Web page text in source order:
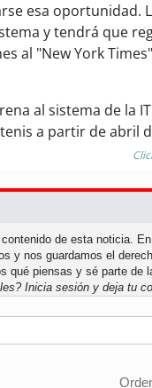
esa oportunidad.
y tendrá que
al "New York
al sistema de la
a partir de abril
de esta noticia.
y nos guardamos el
qué piensas y sé parte de
Inicia sesión y deja tu